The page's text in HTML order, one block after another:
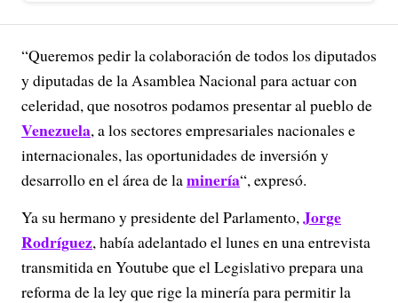
“Queremos pedir la colaboración de todos los diputados
y diputadas de la Asamblea Nacional para actuar con
celeridad, que nosotros podamos presentar al pueblo de
Venezuela, a los sectores empresariales nacionales e
internacionales, las oportunidades de inversión y
desarrollo en el área de laminería“, expresó.
Ya su hermano y presidente del Parlamento,Jorge
Rodríguez, había adelantado el lunes en una entrevista
transmitida en Youtube que el Legislativo prepara una
reforma de la ley que rige la minería para permitir la